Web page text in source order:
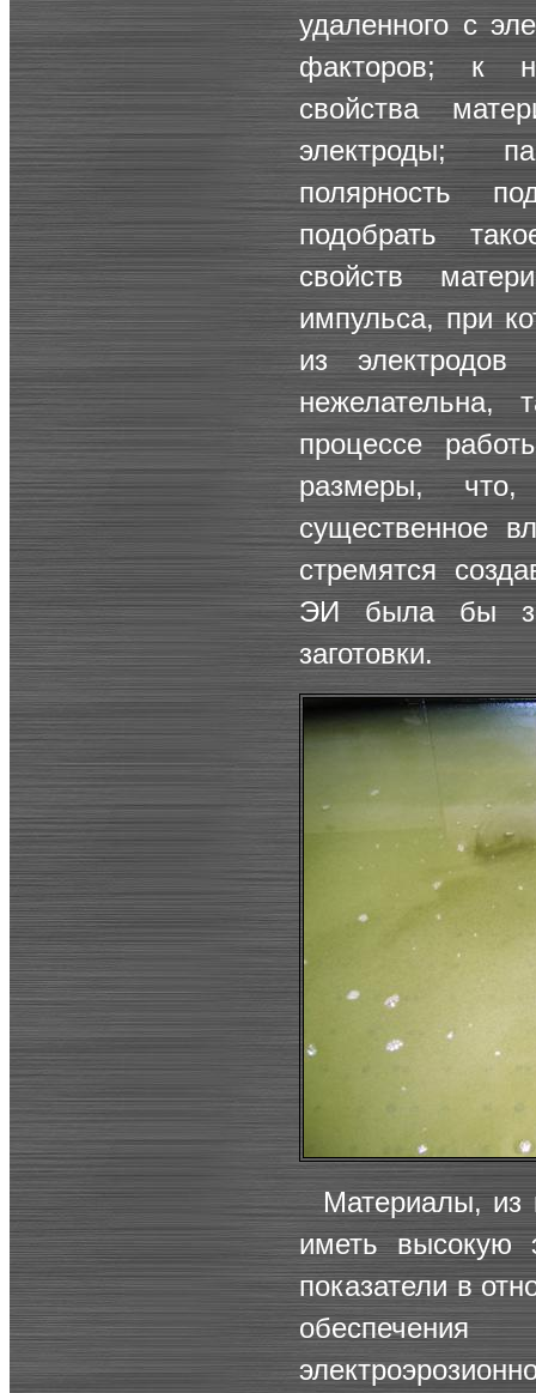
удаленного с
факторов; к
свойства
электроды;
полярность
подобрать
свойств
импульса, при
из
процессе
размеры,
существенное
стремятся
ЭИ была бы
заготовки.
Материалы, из
иметь высокую
показатели в